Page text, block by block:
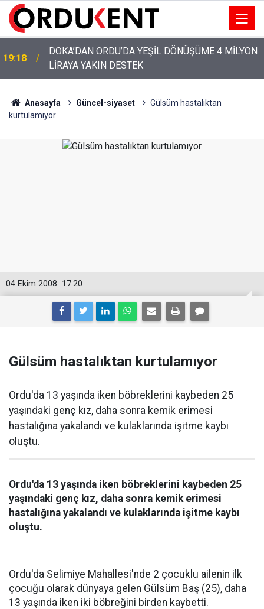
12:46
YENİ PARTİ’NİN ORDU’DAKİ 69 KİŞİLİK KURUCU
KADROSU AÇIKLANDI
Anasayfa Güncel-siyaset
Gülsüm hastalıktan
kurtulamıyor
17:20
04 Ekim 2008
Gülsüm hastalıktan kurtulamıyor
Ordu'da 13 yaşında iken böbreklerini kaybeden 25
yaşındaki genç kız, daha sonra kemik erimesi
hastalığına yakalandı ve kulaklarında işitme kaybı
oluştu.
Ordu'da 13 yaşında iken böbreklerini kaybeden 25
yaşındaki genç kız, daha sonra kemik erimesi
hastalığına yakalandı ve kulaklarında işitme kaybı
oluştu.
Ordu'da Selimiye Mahallesi'nde 2 çocuklu ailenin ilk
çocuğu olarak dünyaya gelen Gülsüm Baş (25), daha
13 yaşında iken iki böbreğini birden kaybetti.